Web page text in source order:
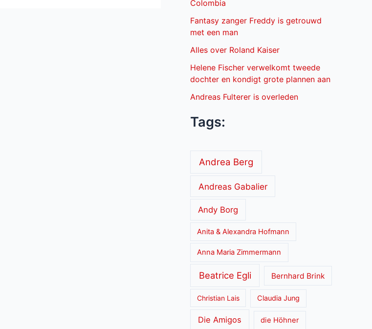
Colombia
Fantasy zanger Freddy is getrouwd
met een man
Alles over Roland Kaiser
Helene Fischer verwelkomt tweede
dochter en kondigt grote plannen aan
Andreas Fulterer is overleden
Tags:
Andrea Berg
Andreas Gabalier
Andy Borg
Anita & Alexandra Hofmann
Anna Maria Zimmermann
Beatrice Egli Bernhard Brink
Christian Lais Claudia Jung
Die Amigos die Höhner